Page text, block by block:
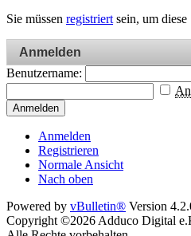
Sie müssen registriertsein, um diese
Anmelden
Benutzername:
Anmelden
Anmelden
Registrieren
Normale Ansicht
Nach oben
Powered by vBulletin® Version
Copyright ©2026 Adduco Digital